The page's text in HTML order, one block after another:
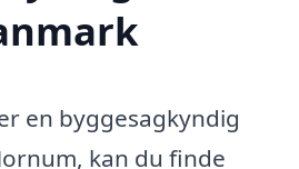
en byggesagkyndig
kan du finde